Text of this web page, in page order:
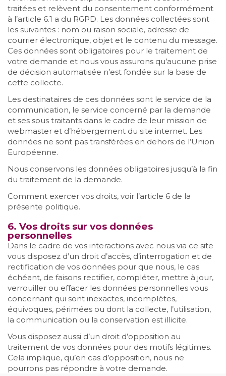
traitées et relèvent du consentement conformément
à l’article 6.1 a du RGPD. Les données collectées sont
les suivantes : nom ou raison sociale, adresse de
courrier électronique, objet et le contenu du message.
Ces données sont obligatoires pour le traitement de
votre demande et nous vous assurons qu’aucune prise
de décision automatisée n’est fondée sur la base de
cette collecte.
Les destinataires de ces données sont le service de la
communication, le service concerné par la demande
et ses sous traitants dans le cadre de leur mission de
webmaster et d’hébergement du site internet. Les
données ne sont pas transférées en dehors de l’Union
Européenne.
Nous conservons les données obligatoires jusqu’à la fin
du traitement de la demande.
Comment exercer vos droits, voir l’article 6 de la
présente politique.
6. Vos droits sur vos données
personnelles
Dans le cadre de vos interactions avec nous via ce site
vous disposez d’un droit d’accès, d’interrogation et de
rectification de vos données pour que nous, le cas
échéant, de faisons rectifier, compléter, mettre à jour,
verrouiller ou effacer les données personnelles vous
concernant qui sont inexactes, incomplètes,
équivoques, périmées ou dont la collecte, l’utilisation,
la communication ou la conservation est illicite.
Vous disposez aussi d’un droit d’opposition au
traitement de vos données pour des motifs légitimes.
Cela implique, qu’en cas d’opposition, nous ne
pourrons pas répondre à votre demande.